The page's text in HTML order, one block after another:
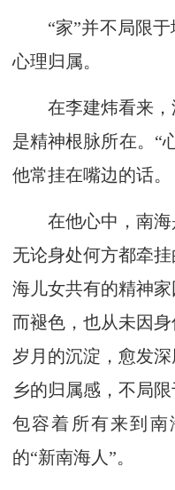
“家”并不局限于
心理归属。
在李建炜看来，
是精神根脉所在。“
他常挂在嘴边的话。
在他心中，南海
无论身处何方都牵
海儿女共有的精神
而褪色，也从未因
岁月的沉淀，愈发
乡的归属感，不局
包容着所有来到
的“新南海人”。